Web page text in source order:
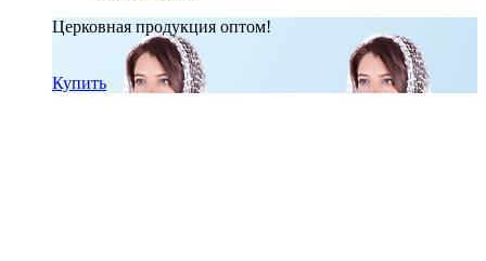
Церковная продукция оптом!
Купить